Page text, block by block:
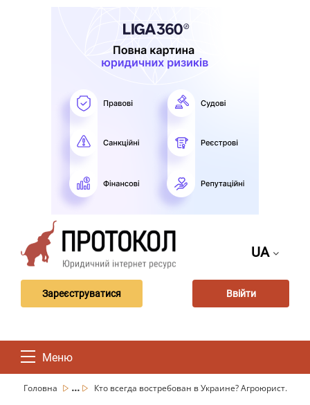
UA
Зареєструватися Ввійти
Меню
Головна ...
Кто всегда востребован в Украине? Агроюрист.